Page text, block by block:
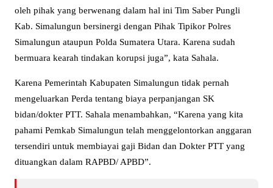
oleh pihak yang berwenang dalam hal ini Tim Saber Pungli
Kab. Simalungun bersinergi dengan Pihak Tipikor Polres
Simalungun ataupun Polda Sumatera Utara. Karena sudah
bermuara kearah tindakan korupsi juga”, kata Sahala.
Karena Pemerintah Kabupaten Simalungun tidak pernah
mengeluarkan Perda tentang biaya perpanjangan SK
bidan/dokter PTT. Sahala menambahkan, “Karena yang kita
pahami Pemkab Simalungun telah menggelontorkan anggaran
tersendiri untuk membiayai gaji Bidan dan Dokter PTT yang
dituangkan dalam RAPBD/ APBD”.